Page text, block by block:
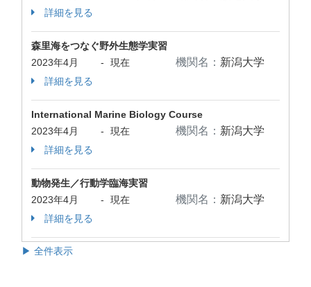
詳細を見る
森里海をつなぐ野外生態学実習
2023年4月
- 現在 機関名： 新潟大学
詳細を見る
International Marine Biology Course
2023年4月
- 現在 機関名： 新潟大学
詳細を見る
動物発生／行動学臨海実習
2023年4月
- 現在 機関名： 新潟大学
詳細を見る
▶ 全件表示